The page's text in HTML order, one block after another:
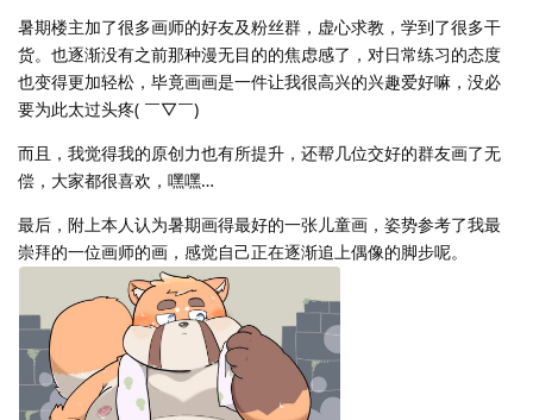
暑期楼主加了很多画师的好友及粉丝群，虚心求教，学到了很多干
货。也逐渐没有之前那种漫无目的的焦虑感了，对日常练习的态度
也变得更加轻松，毕竟画画是一件让我很高兴的兴趣爱好嘛，没必
要为此太过头疼( ￣▽￣)
而且，我觉得我的原创力也有所提升，还帮几位交好的群友画了无
偿，大家都很喜欢，嘿嘿…
最后，附上本人认为暑期画得最好的一张儿童画，姿势参考了我最
崇拜的一位画师的画，感觉自己正在逐渐追上偶像的脚步呢。